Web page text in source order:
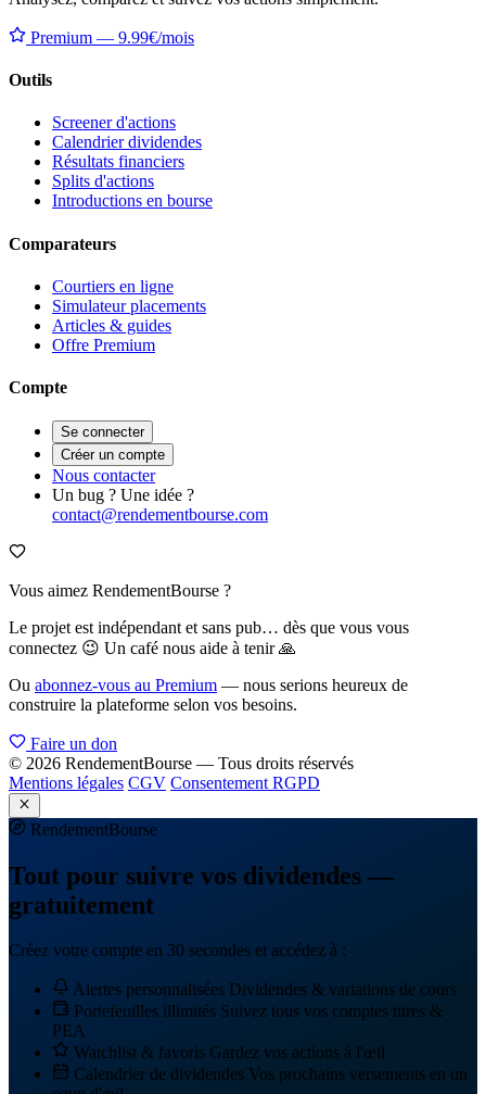
Premium — 9.99€/mois
Outils
Screener d'actions
Calendrier dividendes
Résultats financiers
Splits d'actions
Introductions en bourse
Comparateurs
Courtiers en ligne
Simulateur placements
Articles & guides
Offre Premium
Compte
Se connecter
Créer un compte
Nous contacter
Un bug ? Une idée ?
contact@rendementbourse.com
Vous aimez RendementBourse ?
Le projet est indépendant et sans pub… dès que vous vous
connectez 😉 Un café nous aide à tenir 🙏
Ou abonnez-vous au Premium — nous serions heureux de
construire la plateforme selon vos besoins.
Faire un don
© 2026 RendementBourse — Tous droits réservés
Mentions légales CGV Consentement RGPD
RendementBourse
Tout pour suivre vos dividendes —
gratuitement
Créez votre compte en 30 secondes et accédez à :
Alertes personnalisées Dividendes & variations de cours
Portefeuilles illimités Suivez tous vos comptes titres &
PEA
Watchlist & favoris Gardez vos actions à l'œil
Calendrier de dividendes Vos prochains versements en un